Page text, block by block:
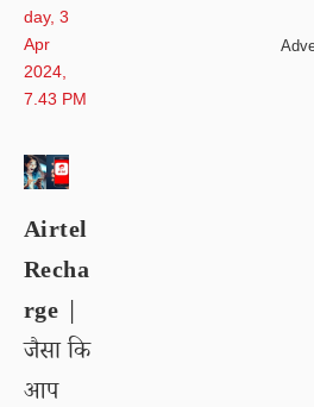
day, 3
Apr
2024,
7.43 PM
Airtel
Recha
rge |
जैसा कि
आप